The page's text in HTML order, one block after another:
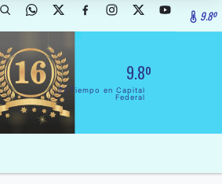
9.8º
9.8º
El Tiempo en Capital
Federal